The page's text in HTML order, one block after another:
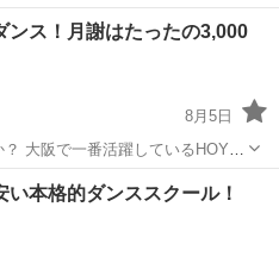
オへ！ をコンセプトに
ダンスサークルです 先生は
ヒップホップ
ンス！月謝はたったの3,000
8月5日
曜日☆ PM 4:00~5:0...
い本格的ダンススクール！